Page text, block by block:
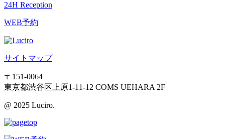
24H Reception
WEB予約
サイトマップ
〒151-0064
東京都渋谷区上原1-11-12 COMS UEHARA 2F
@ 2025 Luciro.